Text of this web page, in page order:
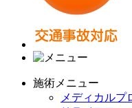
施術メニュー
メディカルプ